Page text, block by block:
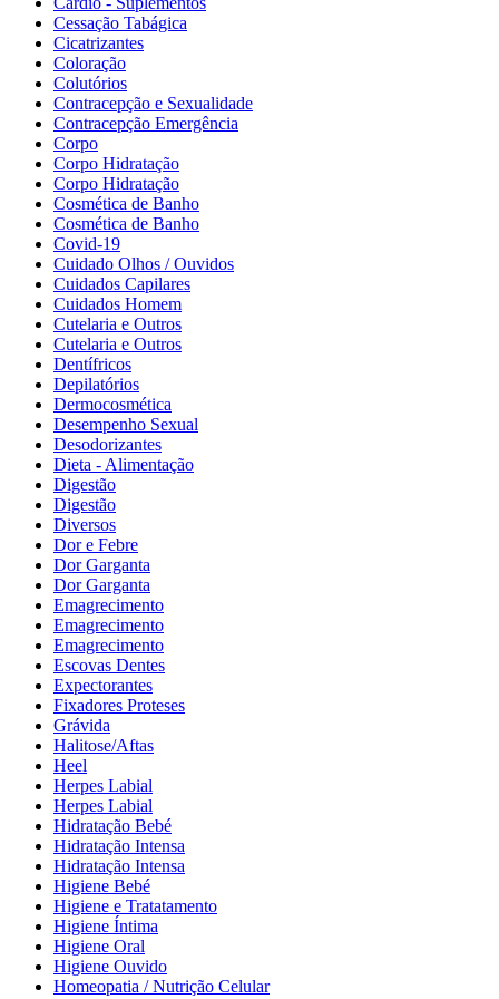
Cessação Tabágica
Cicatrizantes
Coloração
Colutórios
Contracepção e Sexualidade
Contracepção Emergência
Corpo
Corpo Hidratação
Corpo Hidratação
Cosmética de Banho
Cosmética de Banho
Covid-19
Cuidado Olhos / Ouvidos
Cuidados Capilares
Cuidados Homem
Cutelaria e Outros
Cutelaria e Outros
Dentífricos
Depilatórios
Dermocosmética
Desempenho Sexual
Desodorizantes
Dieta - Alimentação
Digestão
Digestão
Diversos
Dor e Febre
Dor Garganta
Dor Garganta
Emagrecimento
Emagrecimento
Emagrecimento
Escovas Dentes
Expectorantes
Fixadores Proteses
Grávida
Halitose/Aftas
Heel
Herpes Labial
Herpes Labial
Hidratação Bebé
Hidratação Intensa
Hidratação Intensa
Higiene Bebé
Higiene e Tratatamento
Higiene Íntima
Higiene Oral
Higiene Ouvido
Homeopatia / Nutrição Celular